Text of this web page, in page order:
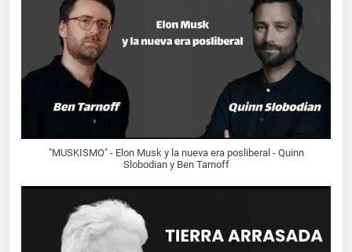
"MUSKISMO" - Elon Musk y la nueva era posliberal - Quinn
Slobodian y Ben Tarnoff